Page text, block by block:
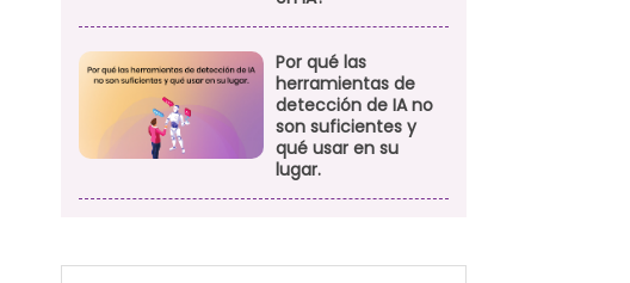
Por qué las
herramientas de
detección de IA no
son suficientes y
qué usar en su
lugar.